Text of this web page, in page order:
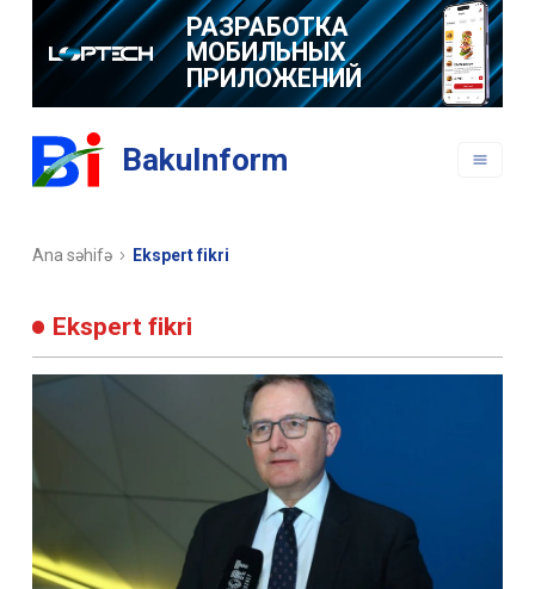
РАЗРАБОТКА
МОБИЛЬНЫХ
ПРИЛОЖЕНИЙ
BakuInform
Ana səhifə Ekspert fikri
Ekspert fikri